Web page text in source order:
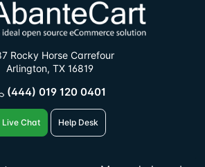
Rocky Horse Carrefour
Arlington, TX 16819
(444) 019 120 0401
Live Chat Help Desk